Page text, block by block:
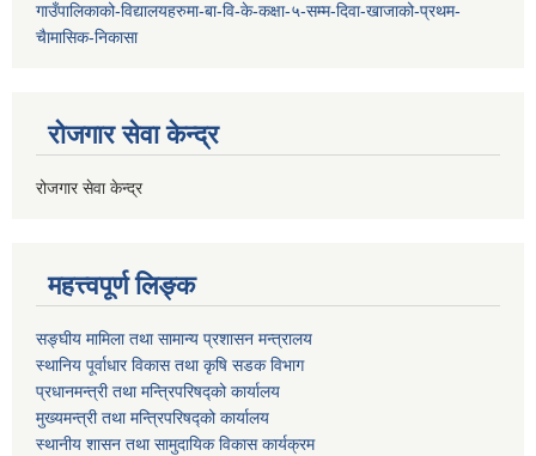
गाउँपालिकाको-विद्यालयहरुमा-बा-वि-के-कक्षा-५-सम्म-दिवा-खाजाको-प्रथम-
चैामासिक-निकासा
रोजगार सेवा केन्द्र
रोजगार सेवा केन्द्र
महत्त्वपूर्ण लिङ्क
सङ्घीय मामिला तथा सामान्य प्रशासन मन्त्रालय
स्थानिय पूर्वाधार विकास तथा कृषि सडक विभाग
प्रधानमन्त्री तथा मन्त्रिपरिषद्को कार्यालय
मुख्यमन्त्री तथा मन्त्रिपरिषद्को कार्यालय
स्थानीय शासन तथा सामुदायिक विकास कार्यक्रम